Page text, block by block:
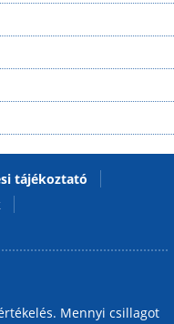
tájékoztató